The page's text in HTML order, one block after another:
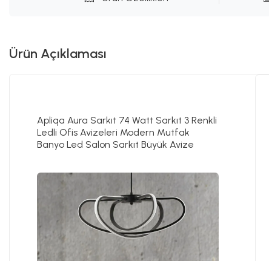
Ürün Açıklaması
Apliqa Aura Sarkıt 74 Watt Sarkıt 3 Renkli
Ledli Ofis Avizeleri Modern Mutfak
Banyo Led Salon Sarkıt Büyük Avize